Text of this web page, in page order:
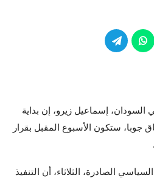
السودان، إسماعيل زيرو، إن بداية
جوبا، ستكون الأسبوع المقبل بقرار
الصادرة، الثلاثاء، أن التنفيذ